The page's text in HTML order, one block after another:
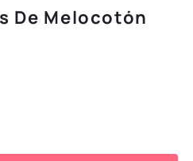
De Melocotón